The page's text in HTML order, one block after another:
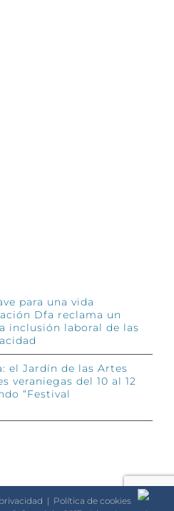
para una vida
Dfa reclama un
inclusión laboral de las
el Jardín de las Artes
veraniegas del 10 al 12
“Festival
| Política de cookies